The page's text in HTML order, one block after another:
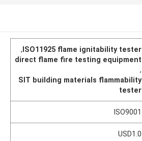
ISO11925 flame ignitability tester
,
direct flame fire testing equipment
,
SIT building materials flammability
tester
ISO9001
USD1.0